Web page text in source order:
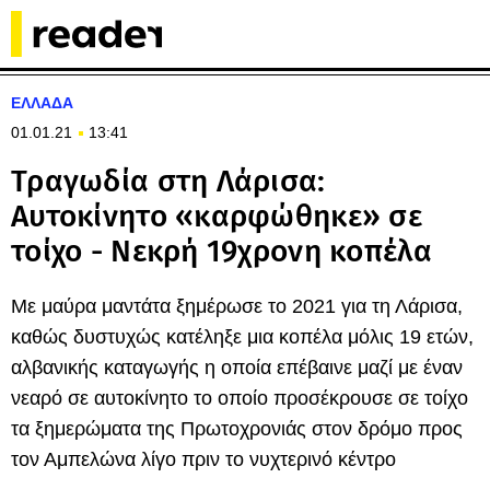
ΕΛΛΑΔΑ
01.01.21
13:41
Τραγωδία στη Λάρισα:
Αυτοκίνητο «καρφώθηκε» σε
τοίχο - Νεκρή 19χρονη κοπέλα
Με μαύρα μαντάτα ξημέρωσε το 2021 για τη Λάρισα,
καθώς δυστυχώς κατέληξε μια κοπέλα μόλις 19 ετών,
αλβανικής καταγωγής η οποία επέβαινε μαζί με έναν
νεαρό σε αυτοκίνητο το οποίο προσέκρουσε σε τοίχο
τα ξημερώματα της Πρωτοχρονιάς στον δρόμο προς
τον Αμπελώνα λίγο πριν το νυχτερινό κέντρο